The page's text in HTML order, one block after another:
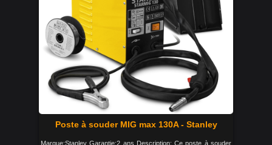
Poste à souder MIG max 130A - Stanley
Marque:Stanley Garantie:2 ans Description: Ce poste à souder